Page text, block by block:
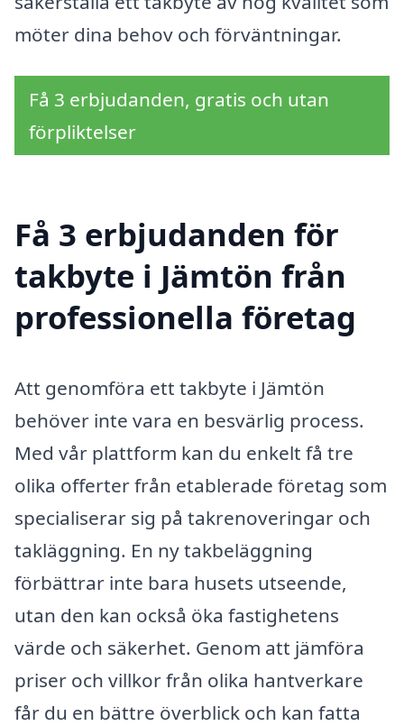
möter dina behov och förväntningar.
Få 3 erbjudanden, gratis och utan
förpliktelser
Få 3 erbjudanden för
takbyte i Jämtön från
professionella företag
Att genomföra ett takbyte i Jämtön
behöver inte vara en besvärlig process.
Med vår plattform kan du enkelt få tre
olika offerter från etablerade företag som
specialiserar sig på takrenoveringar och
takläggning. En ny takbeläggning
förbättrar inte bara husets utseende,
utan den kan också öka fastighetens
värde och säkerhet. Genom att jämföra
priser och villkor från olika hantverkare
får du en bättre överblick och kan fatta